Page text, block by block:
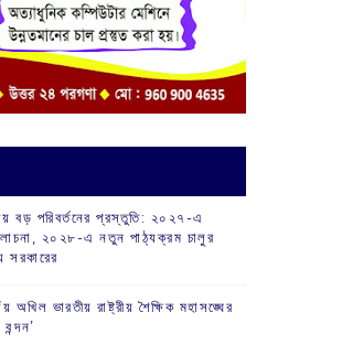
বড় পরিবর্তনের প্রস্তুতি: ২০২৭-এ
২০২৮-এ নতুন পাঠ্যক্রম চালুর
সরকারের
অখিল ভারতীয় রাষ্ট্রীয় শৈক্ষিক মহাসঙ্ঘের